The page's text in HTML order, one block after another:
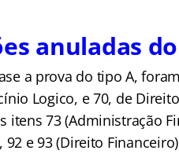
anuladas
a prova do tipo A,
Logico, e 70, de
itens 73 (Administração
92 e 93 (Direito